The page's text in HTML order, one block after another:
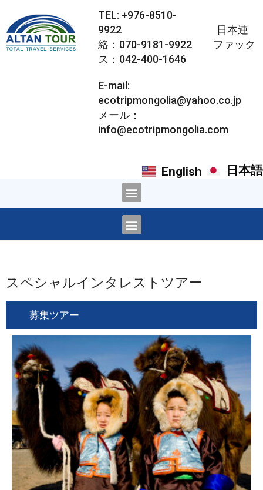
TEL: +976-8510-
9922 日本連
絡：070-9181-9922 ファック
ス：042-400-1646
E-mail:
ecotripmongolia@yahoo.co.jp
メール：
info@ecotripmongolia.com
English 日本語
スペシャルインタレストツアー
募集ツアー